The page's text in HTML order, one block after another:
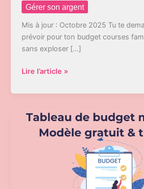
Gérer son argent
Mis à jour : Octobre 2025 Tu te
prévoir pour ton budget courses
sans exploser […]
Budget
famille
combien
Lire l’article »